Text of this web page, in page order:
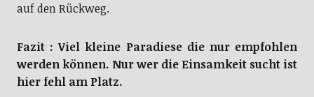
auf den Rückweg.
Fazit : Viel kleine Paradiese die nur empfohlen
werden können. Nur wer die Einsamkeit sucht ist
hier fehl am Platz.